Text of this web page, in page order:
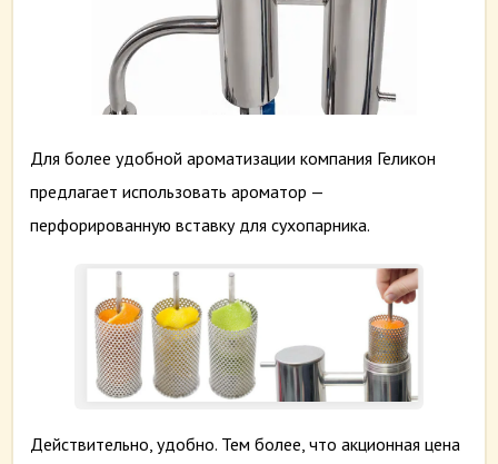
Для более удобной ароматизации компания Геликон
предлагает использовать ароматор —
перфорированную вставку для сухопарника.
Действительно, удобно. Тем более, что акционная цена